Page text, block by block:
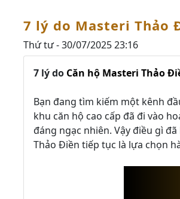
7 lý do Masteri Thảo
Thứ tư - 30/07/2025 23:16
7 lý do Căn hộ Masteri Thảo
Bạn đang tìm kiếm một kênh
khu căn hộ cao cấp đã đi vào
đáng ngạc nhiên. Vậy điều gì
Thảo Điền tiếp tục là lựa chọn